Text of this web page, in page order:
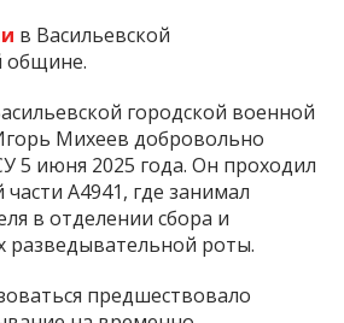
в Васильевской
общине.
городской военной
Михеев добровольно
5 июня 2025 года. Он проходил
А4941, где занимал
в отделении сбора и
разведывательной роты.
предшествовало